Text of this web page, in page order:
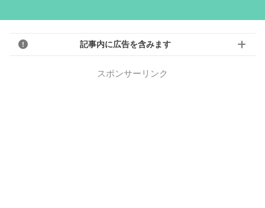
記事内に広告を含みます
スポンサーリンク